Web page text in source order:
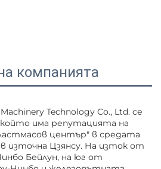
компанията
Technology Co., Ltd. се
има репутацията на
център" в средата
източна Цзянсу. На изток от
Бейлун, на юг от